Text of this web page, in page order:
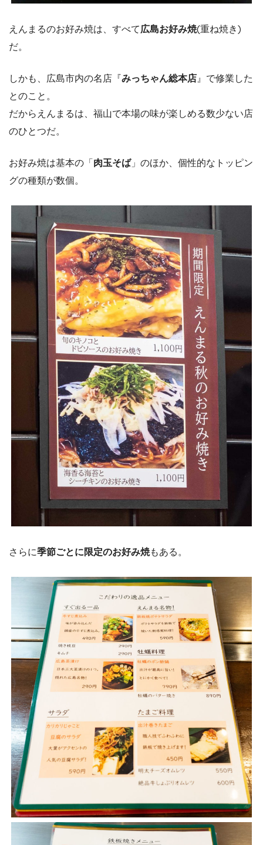
えんまるのお好み焼は、すべて広島お好み焼(重ね焼き)
だ。
しかも、広島市内の名店『みっちゃん総本店 』で修業した
とのこと。
だからえんまるは、福山で本場の味が楽しめる数少ない店
のひとつだ。
お好み焼は基本の「肉玉そば」のほか、個性的なトッピン
グの種類が数個。
さらに季節ごとに限定のお好み焼もある。